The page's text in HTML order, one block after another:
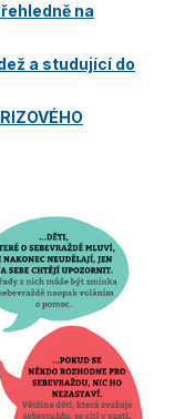
na
a studující do